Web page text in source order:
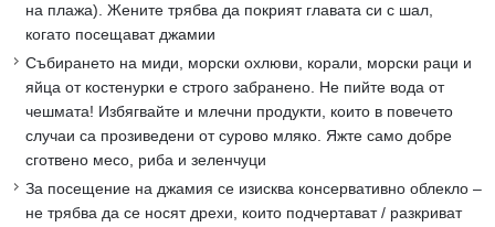
на плажа). Жените трябва да покрият главата си с шал,
когато посещават джамии
Събирането на миди, морски охлюви, корали, морски раци и
яйца от костенурки е строго забранено. Не пийте вода от
чешмата! Избягвайте и млечни продукти, които в повечето
случаи са прозиведени от сурово мляко. Яжте само добре
сготвено месо, риба и зеленчуци
За посещение на джамия се изисква консервативно облекло –
не трябва да се носят дрехи, които подчертават / разкриват